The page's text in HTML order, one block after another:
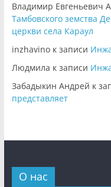
Владимир Евгеньевич
Тамбовского земства
церкви села Караул
inzhavinoк записи
Людмила к записи
Забадыкин Андрей к
представляет
О нас